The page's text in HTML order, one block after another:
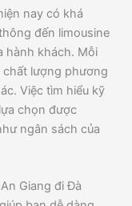
nay có khá
đến limousine
hành khách. Mỗi
chất lượng phương
Việc tìm hiểu kỹ
chọn được
ngân sách của
Giang đi Đà